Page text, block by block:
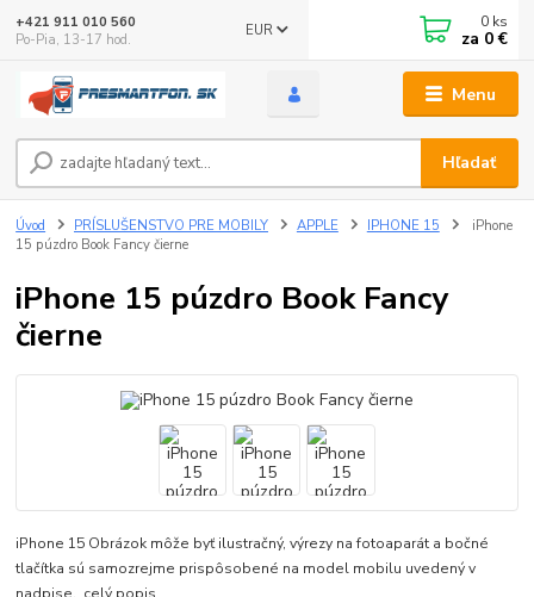
Menu
EUR
Hľadať
+421 911 010 560
Po-Pia, 13-17 hod.
0 ks
za 0 €
Úvod PRÍSLUŠENSTVO PRE MOBILY APPLE IPHONE 15
iPhone
15 púzdro Book Fancy čierne
iPhone 15 púzdro Book Fancy
čierne
iPhone 15 Obrázok môže byť ilustračný, výrezy na fotoaparát a bočné
tlačítka sú samozrejme prispôsobené na model mobilu uvedený v